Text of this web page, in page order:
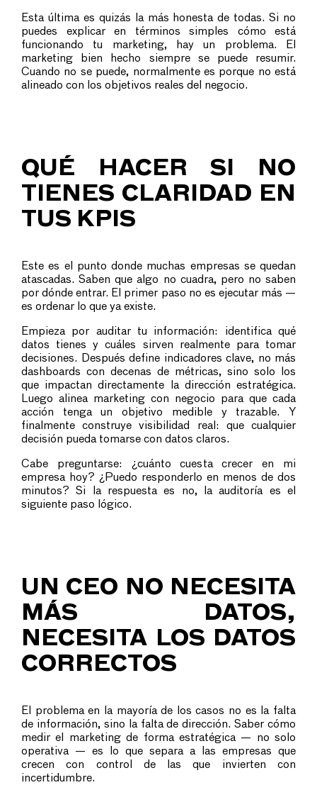
Esta última es quizás la más honesta de todas. Si no
puedes explicar en términos simples cómo está
funcionando tu marketing, hay un problema. El
marketing bien hecho siempre se puede resumir.
Cuando no se puede, normalmente es porque no está
alineado con los objetivos reales del negocio.
QUÉ HACER SI NO
TIENES CLARIDAD EN
TUS KPIS
Este es el punto donde muchas empresas se quedan
atascadas. Saben que algo no cuadra, pero no saben
por dónde entrar. El primer paso no es ejecutar más —
es ordenar lo que ya existe.
Empieza por auditar tu información: identifica qué
datos tienes y cuáles sirven realmente para tomar
decisiones. Después define indicadores clave, no más
dashboards con decenas de métricas, sino solo los
que impactan directamente la dirección estratégica.
Luego alinea marketing con negocio para que cada
acción tenga un objetivo medible y trazable. Y
finalmente construye visibilidad real: que cualquier
decisión pueda tomarse con datos claros.
Cabe preguntarse: ¿cuánto cuesta crecer en mi
empresa hoy? ¿Puedo responderlo en menos de dos
minutos? Si la respuesta es no, la auditoría es el
siguiente paso lógico.
UN CEO NO NECESITA
MÁS DATOS,
NECESITA LOS DATOS
CORRECTOS
El problema en la mayoría de los casos no es la falta
de información, sino la falta de dirección. Saber cómo
medir el marketing de forma estratégica — no solo
operativa — es lo que separa a las empresas que
crecen con control de las que invierten con
incertidumbre.